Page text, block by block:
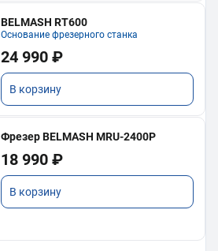
BELMASH RT600
Основание фрезерного станка
24 990 ₽
В корзину
Фрезер BELMASH MRU-2400P
18 990 ₽
В корзину